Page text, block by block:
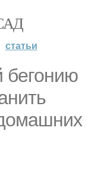
статьи
бегонию